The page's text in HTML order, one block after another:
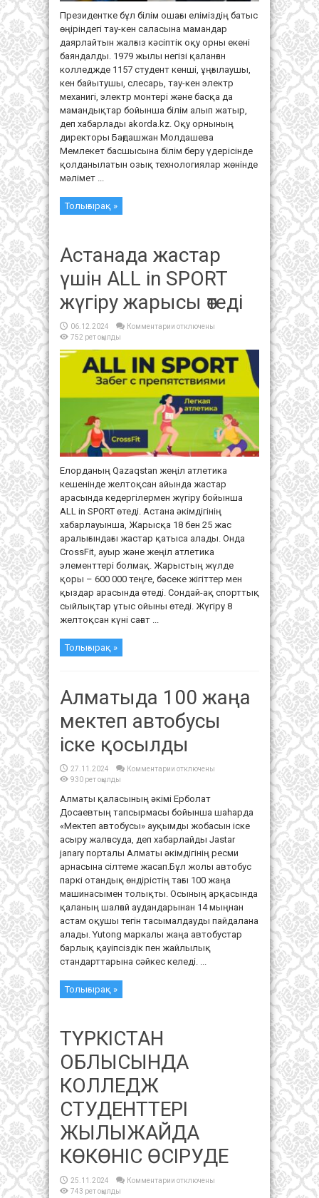
Президентке бұл білім ошағы еліміздің батыс
өңіріндегі тау-кен саласына мамандар
даярлайтын жалғыз кәсіптік оқу орны екені
баяндалды. 1979 жылы негізі қаланған
колледжде 1157 студент кенші, ұңғылаушы,
кен байытушы, слесарь, тау-кен электр
механигі, электр монтері және басқа да
мамандықтар бойынша білім алып жатыр,
деп хабарлады akorda.kz. Оқу орнының
директоры Бағдашжан Молдашева
Мемлекет басшысына білім беру үдерісінде
қолданылатын озық технологиялар жөнінде
мәлімет ...
Толығырақ »
Астанада жастар
үшін ALL in SPORT
жүгіру жарысы өтеді
06.12.2024 Комментарии к
жастар
үшін
ALL
in
SPORT
жүгіру
жарысы
өтеді
отключены
752 рет оқылды
Елорданың Qazaqstan жеңіл атлетика
кешенінде желтоқсан айында жастар
арасында кедергілермен жүгіру бойынша
ALL in SPORT өтеді. Астана әкімдігінің
хабарлауынша, Жарысқа 18 бен 25 жас
аралығындағы жастар қатыса алады. Онда
CrossFit, ауыр және жеңіл атлетика
элементтері болмақ. Жарыстың жүлде
қоры – 600 000 теңге, бәсеке жігіттер мен
қыздар арасында өтеді. Сондай-ақ спорттық
сыйлықтар ұтыс ойыны өтеді. Жүгіру 8
желтоқсан күні сағат ...
Толығырақ »
Алматыда 100 жаңа
мектеп автобусы
іске қосылды
27.11.2024 Комментарии к
жаңа
мектеп
автобусы
іске
қосылды
отключены
930 рет оқылды
Алматы қаласының әкімі Ерболат
Досаевтың тапсырмасы бойынша шаһарда
«Мектеп автобусы» ауқымды жобасын іске
асыру жалғасуда, деп хабарлайды Jastar
janary порталы Алматы әкімдігінің ресми
арнасына сілтеме жасап.Бұл жолы автобус
паркі отандық өндірістің тағы 100 жаңа
машинасымен толықты. Осының арқасында
қаланың шалғай аудандарынан 14 мыңнан
астам оқушы тегін тасымалдауды пайдалана
алады. Yutong маркалы жаңа автобустар
барлық қауіпсіздік пен жайлылық
стандарттарына сәйкес келеді. ...
Толығырақ »
ТҮРКІСТАН
ОБЛЫСЫНДА
КОЛЛЕДЖ
СТУДЕНТТЕРІ
ЖЫЛЫЖАЙДА
КӨКӨНІС ӨСІРУДЕ
25.11.2024 Комментарии котключены
743 рет оқылды